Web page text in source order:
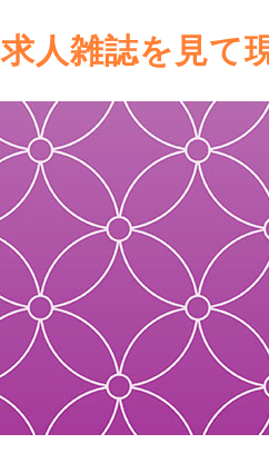
求人雑誌を見て